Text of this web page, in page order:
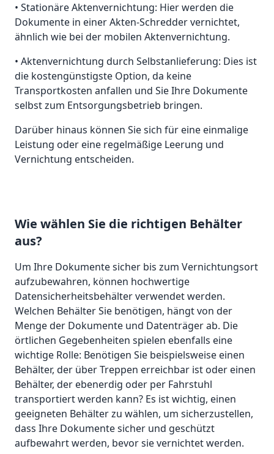
• Stationäre Aktenvernichtung: Hier werden die
Dokumente in einer Akten-Schredder vernichtet,
ähnlich wie bei der mobilen Aktenvernichtung.
• Aktenvernichtung durch Selbstanlieferung: Dies ist
die kostengünstigste Option, da keine
Transportkosten anfallen und Sie Ihre Dokumente
selbst zum Entsorgungsbetrieb bringen.
Darüber hinaus können Sie sich für eine einmalige
Leistung oder eine regelmäßige Leerung und
Vernichtung entscheiden.
Wie wählen Sie die richtigen Behälter
aus?
Um Ihre Dokumente sicher bis zum Vernichtungsort
aufzubewahren, können hochwertige
Datensicherheitsbehälter verwendet werden.
Welchen Behälter Sie benötigen, hängt von der
Menge der Dokumente und Datenträger ab. Die
örtlichen Gegebenheiten spielen ebenfalls eine
wichtige Rolle: Benötigen Sie beispielsweise einen
Behälter, der über Treppen erreichbar ist oder einen
Behälter, der ebenerdig oder per Fahrstuhl
transportiert werden kann? Es ist wichtig, einen
geeigneten Behälter zu wählen, um sicherzustellen,
dass Ihre Dokumente sicher und geschützt
aufbewahrt werden, bevor sie vernichtet werden.